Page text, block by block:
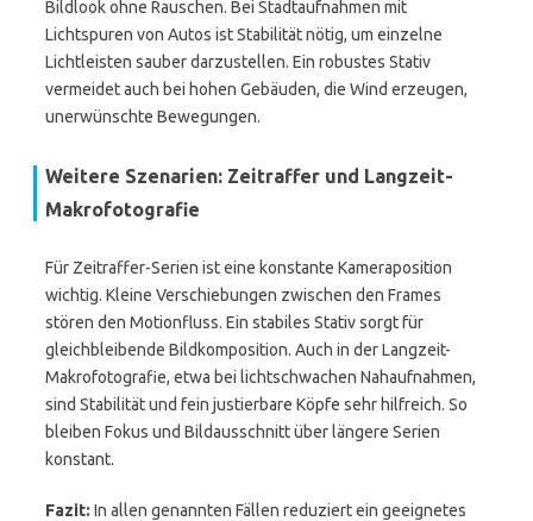
Bildlook ohne Rauschen. Bei Stadtaufnahmen mit
Lichtspuren von Autos ist Stabilität nötig, um einzelne
Lichtleisten sauber darzustellen. Ein robustes Stativ
vermeidet auch bei hohen Gebäuden, die Wind erzeugen,
unerwünschte Bewegungen.
Weitere Szenarien: Zeitraffer und Langzeit-
Makrofotografie
Für Zeitraffer-Serien ist eine konstante Kameraposition
wichtig. Kleine Verschiebungen zwischen den Frames
stören den Motionfluss. Ein stabiles Stativ sorgt für
gleichbleibende Bildkomposition. Auch in der Langzeit-
Makrofotografie, etwa bei lichtschwachen Nahaufnahmen,
sind Stabilität und fein justierbare Köpfe sehr hilfreich. So
bleiben Fokus und Bildausschnitt über längere Serien
konstant.
Fazit: In allen genannten Fällen reduziert ein geeignetes